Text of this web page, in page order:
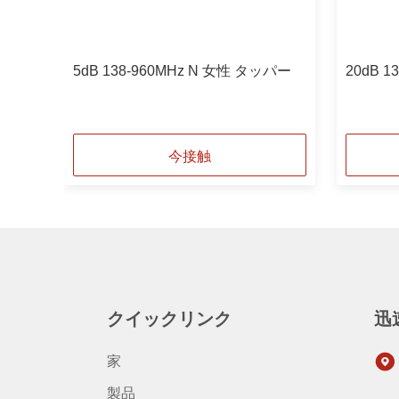
5dB 138-960MHz N 女性 タッパー
今接触
20dB
クイックリンク
家
製品
迅